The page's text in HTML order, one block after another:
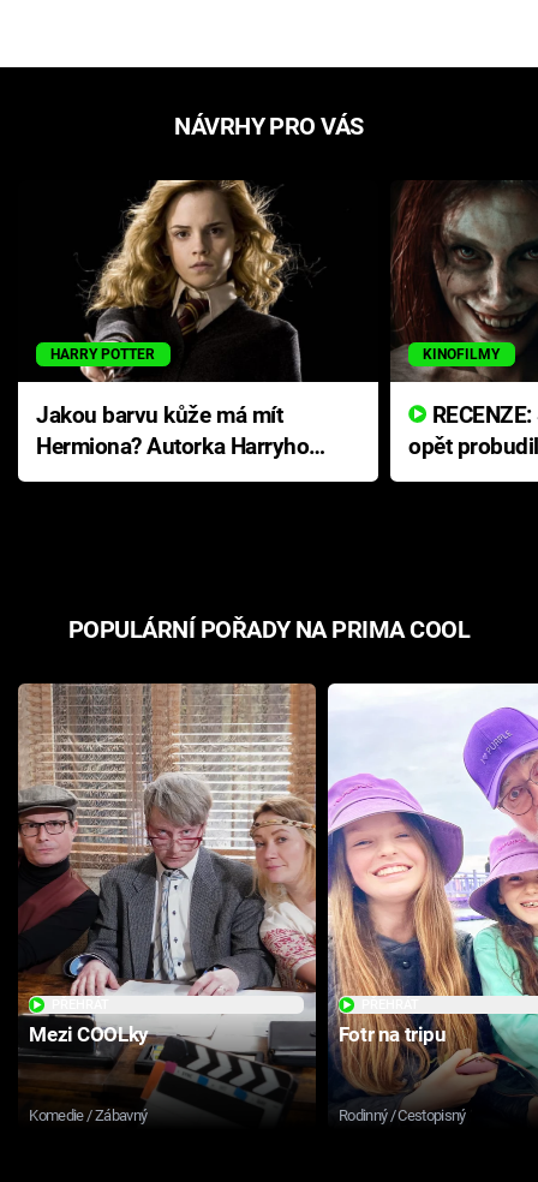
NÁVRHY PRO VÁS
HARRY POTTER
Jakou barvu kůže má mít
Hermiona? Autorka Harryho
Pottera přišla s ráznou
KINOFILMY
opět
přichází s
POPULÁRNÍ POŘADY NA PRIMA COOL
Mezi COOLky
Komedie / Zábavný
Fotr na tripu
Rodinný / Cestopisný